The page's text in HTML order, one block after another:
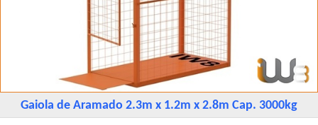
Gaiola de Aramado 2.3m x 1.2m x 2.8m Cap. 3000kg